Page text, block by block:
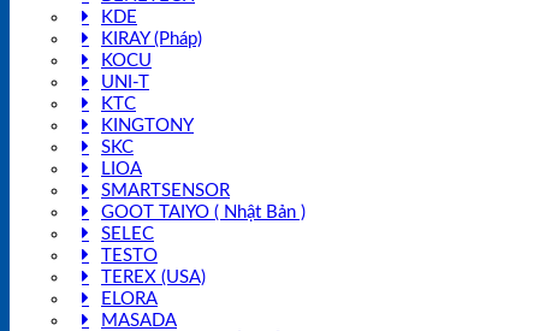
KDE
KIRAY (Pháp)
KOCU
UNI-T
KTC
KINGTONY
SKC
LIOA
SMARTSENSOR
GOOT TAIYO ( Nhật Bản )
SELEC
TESTO
TEREX (USA)
ELORA
MASADA